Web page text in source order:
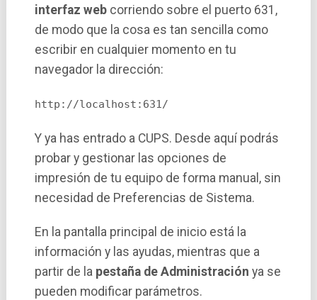
interfaz webcorriendo sobre el puerto 631,
de modo que la cosa es tan sencilla como
escribir en cualquier momento en tu
navegador la dirección:
http://localhost:631/
Y ya has entrado a CUPS. Desde aquí­ podrás
probar y gestionar las opciones de
impresión de tu equipo de forma manual, sin
necesidad de Preferencias de Sistema.
En la pantalla principal de inicio está la
información y las ayudas, mientras que a
partir de la pestaña de Administración ya se
pueden modificar parámetros.